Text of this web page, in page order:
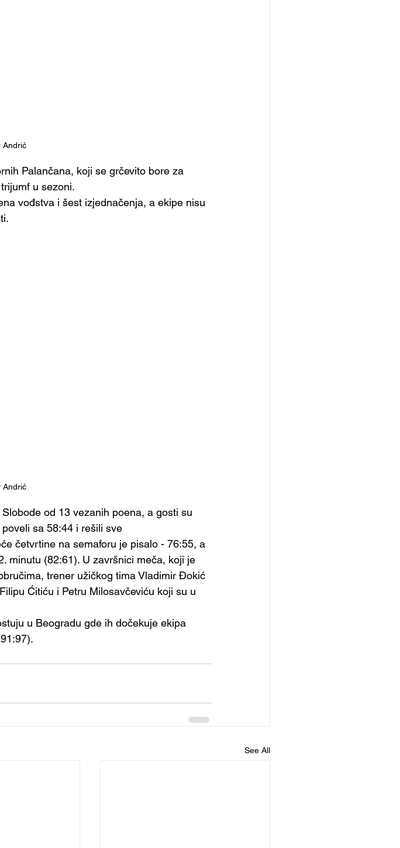
Andrić
Palančana, koji se grčevito bore za
u sezoni.
vođstva i šest izjednačenja, a ekipe nisu
Andrić
od 13 vezanih poena, a gosti su
sa 58:44 i rešili sve
četvrtine na semaforu je pisalo - 76:55, a
minutu (82:61). U završnici meča, koji je
trener užičkog tima Vladimir Đokić
Ćitiću i Petru Milosavčeviću koji su u
u Beogradu gde ih dočekuje ekipa
See All